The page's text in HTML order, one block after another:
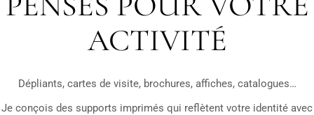
ACTIVITÉ
Dépliants, cartes de visite, brochures, affiches, catalogues…
Je conçois des supports imprimés qui reflètent votre identité avec